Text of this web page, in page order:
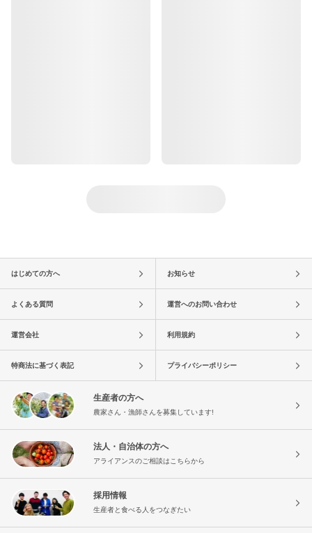
はじめての方へ お知らせ
よくある質問 運営へのお問い合わせ
運営会社 利用規約
特商法に基づく表記 プライバシーポリシー
生産者の方へ
農家さん・漁師さんを募集しています!
法人・自治体の方へ
アライアンスのご相談はこちらから
採用情報
生産者と食べる人をつなぎたい